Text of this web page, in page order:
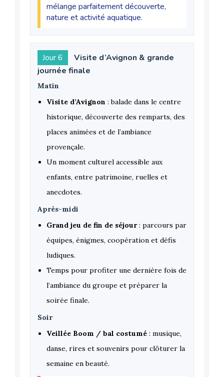
mélange parfaitement découverte,
nature et activité aquatique.
Jour 6
Visite d’Avignon & grande
journée finale
Matin
Visite d’Avignon : balade dans le centre
historique, découverte des remparts, des
places animées et de l’ambiance
provençale.
Un moment culturel accessible aux
enfants, entre patrimoine, ruelles et
anecdotes.
Après-midi
Grand jeu de fin de séjour: parcours par
équipes, énigmes, coopération et défis
ludiques.
Temps pour profiter une dernière fois de
l’ambiance du groupe et préparer la
soirée finale.
Soir
Veillée Boom / bal costumé : musique,
danse, rires et souvenirs pour clôturer la
semaine en beauté.